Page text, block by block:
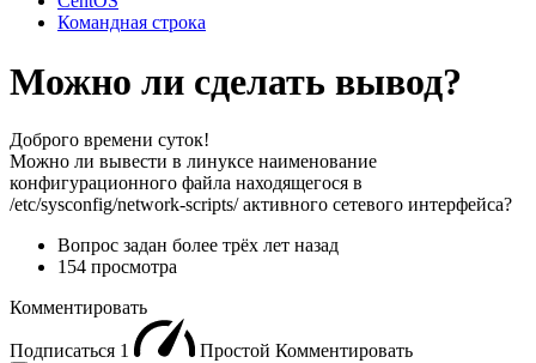
Командная строка
Можно ли сделать вывод?
Доброго времени суток!
Можно ли вывести в линуксе наименование
конфигурационного файла находящегося в
/etc/sysconfig/network-scripts/ активного сетевого интерфейса?
Вопрос задан более трёх лет назад
154 просмотра
Комментировать
Подписаться 1 Простой Комментировать